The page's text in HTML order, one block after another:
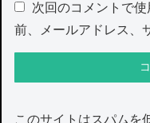
次回のコメントで
前、メールアドレス、
このサイトはスパムを